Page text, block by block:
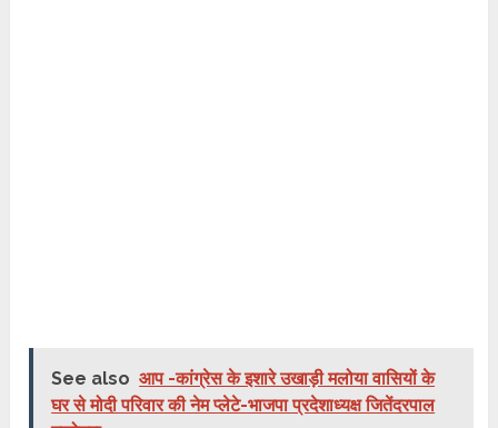
See also आप -कांग्रेस के इशारे उखाड़ी मलोया वासियों के
घर से मोदी परिवार की नेम प्लेटे-भाजपा प्रदेशाध्यक्ष जितेंदरपाल